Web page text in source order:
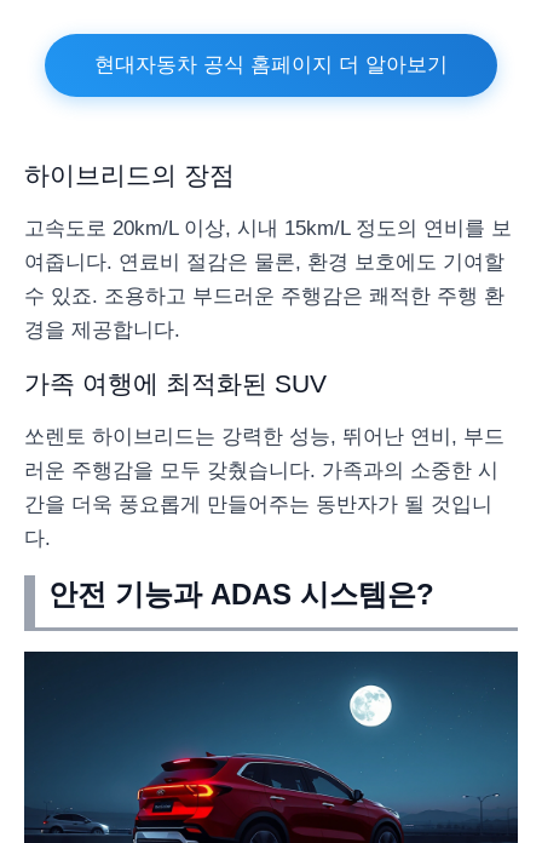
현대자동차 공식 홈페이지 더 알아보기
하이브리드의 장점
고속도로 20km/L 이상, 시내 15km/L 정도의 연비를 보
여줍니다. 연료비 절감은 물론, 환경 보호에도 기여할
수 있죠. 조용하고 부드러운 주행감은 쾌적한 주행 환
경을 제공합니다.
가족 여행에 최적화된 SUV
쏘렌토 하이브리드는 강력한 성능, 뛰어난 연비, 부드
러운 주행감을 모두 갖췄습니다. 가족과의 소중한 시
간을 더욱 풍요롭게 만들어주는 동반자가 될 것입니
다.
안전 기능과 ADAS 시스템은?